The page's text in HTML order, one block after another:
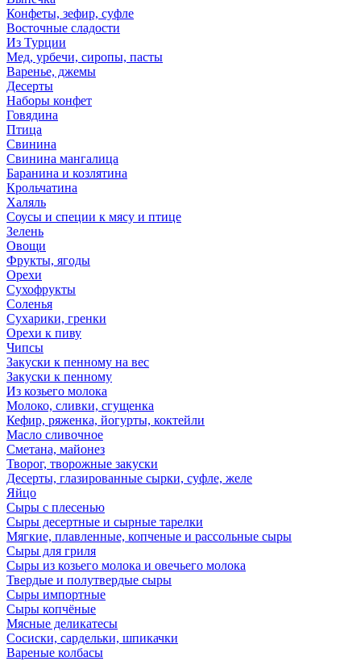
Конфеты, зефир, суфле
Восточные сладости
Из Турции
Мед, урбечи, сиропы, пасты
Варенье, джемы
Десерты
Наборы конфет
Говядина
Птица
Свинина
Свинина мангалица
Баранина и козлятина
Крольчатина
Халяль
Соусы и специи к мясу и птице
Зелень
Овощи
Фрукты, ягоды
Орехи
Сухофрукты
Соленья
Сухарики, гренки
Орехи к пиву
Чипсы
Закуски к пенному на вес
Закуски к пенному
Из козьего молока
Молоко, сливки, сгущенка
Кефир, ряженка, йогурты, коктейли
Масло сливочное
Сметана, майонез
Творог, творожные закуски
Десерты, глазированные сырки, суфле, желе
Яйцо
Сыры с плесенью
Сыры десертные и сырные тарелки
Мягкие, плавленные, копченые и рассольные сыры
Сыры для гриля
Сыры из козьего молока и овечьего молока
Твердые и полутвердые сыры
Сыры импортные
Сыры копчёные
Мясные деликатесы
Сосиски, сардельки, шпикачки
Вареные колбасы